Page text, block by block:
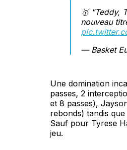
🥇 "Teddy,
nouveau
— Basket
Une domination
passes, 2
et 8 passes),
rebonds) tandis
Sauf pour Tyrese
jeu.